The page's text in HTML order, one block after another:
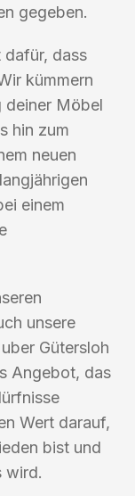
gegeben.
dafür, dass
kümmern
deiner Möbel
hin zum
neuen
einem
unsere
Gütersloh
Angebot, das
Wert darauf,
bist und
wird.